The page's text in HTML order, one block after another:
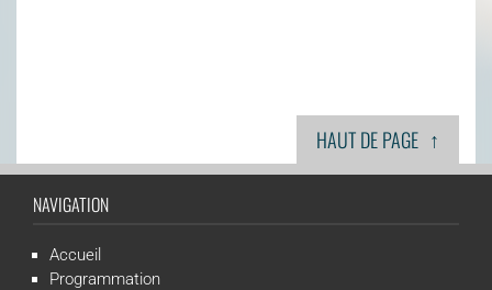
HAUT DE PAGE ↑
NAVIGATION
Accueil
Programmation